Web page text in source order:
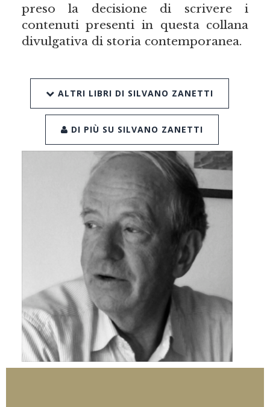
preso la decisione di scrivere i
contenuti presenti in questa collana
divulgativa di storia contemporanea.
ALTRI LIBRI DI SILVANO ZANETTI
DI PIÙ SU SILVANO ZANETTI